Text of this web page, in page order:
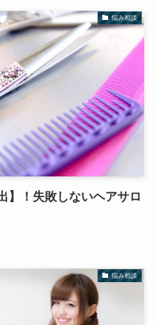
悩み相談
】！失敗しないヘアサロ
悩み相談